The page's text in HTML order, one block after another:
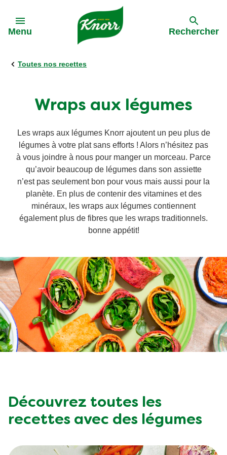
Menu
Précédent
Toutes les recettes
Les pâtes
La Soupe
Pâtes aux légumes
Rapide et facile
Ingrédients
Wraps aux légumes
Occasions
Précédent
Soupes
Pâtes aux légumes
Sauces
Wraps aux légumes
Prêt à l'emploi
Snackpots
Précédent
Précédent
Dinnerdate
Rechercher
Toutes nos recettes
Wraps aux légumes
Les wraps aux légumes Knorr ajoutent un peu plus de
légumes à votre plat sans efforts ! Alors n’hésitez pas
à vous joindre à nous pour manger un morceau. Parce
qu’avoir beaucoup de légumes dans son assiette
n’est pas seulement bon pour vous mais aussi pour la
planète. En plus de contenir des vitamines et des
minéraux, les wraps aux légumes contiennent
également plus de fibres que les wraps traditionnels.
bonne appétit!
Découvrez toutes les
recettes avec des légumes